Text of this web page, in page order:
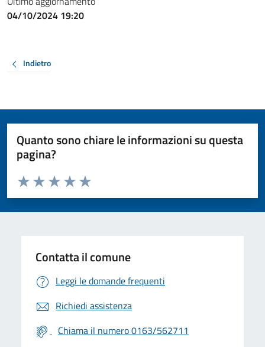
04/10/2024 19:20
Indietro
Quanto sono chiare le informazioni su questa
pagina?
Valuta da 1 a 5 stelle la pagina
Valuta 5 stelle su 5
Valuta 4 stelle su 5
Valuta 3 stelle su 5
Valuta 2 stelle su 5
Valuta 1 stelle su 5
Contatta il comune
Leggi le domande frequenti
Richiedi assistenza
Chiama il numero 0163/562711